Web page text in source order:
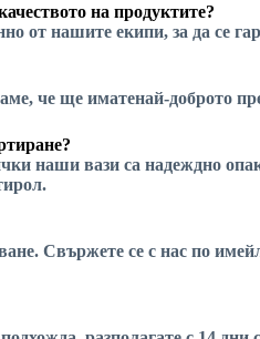
на продуктите?
от нашите екипи, за да се
че ще иматенай-доброто
наши вази са надеждно
Свържете се с нас по